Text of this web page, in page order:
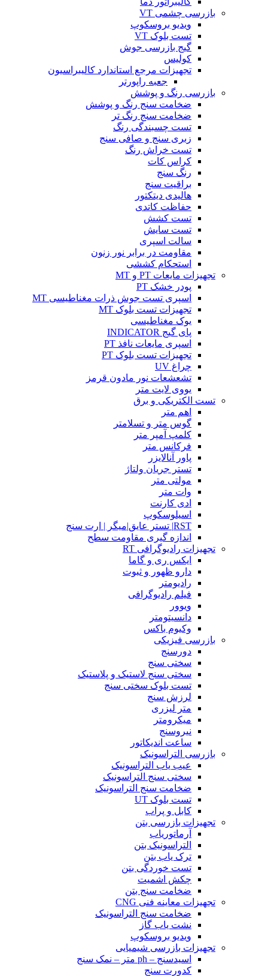
بازرسی چشمی VT
ویدیو بروسکوپ
تست بلوک VT
گیج بازرسی جوش
کولیس
تجهیزات مرجع استاندارد کالیبراسیون
جعبه راپورتر
بازرسی رنگ و پوشش
ضخامت سنج رنگ و پوشش
ضخامت سنج رنگ تر
تست چسبندگی رنگ
زبری سنج و صافی سنج
تست خراش رنگ
کراس کات
رنگ سنج
براقیت سنج
هالیدی دیتکتور
حفاظت کاتدی
تست کشش
تست سایش
سالت اسپری
مقاومت در برابر نور زنون
استحکام کششی
تجهیزات مایعات PT و MT
پودر خشک PT
اسپری تست جوش ذرات مغناطیسی MT
تجهیزات تست بلوک MT
یوک مغناطیسی
پای گیج INDICATOR
اسپری مایعات نافذ PT
تجهیزات تست بلوک PT
چراغ UV
تشعشعات نور مادون قرمز
یووی لایت متر
تست الکتریکی و برق
اهم متر
گوس متر و تسلامتر
کلمپ آمپر متر
فرکانس متر
پاور آنالایزر
تستر جریان ولتاژ
مولتی متر
وات متر
ادی کارنت
اسیلوسکوپ
RST| تستر عایق|میگر | ارت سنج
اندازه گیری مقاومت سطح
تجهیزات رادیوگرافی RT
ایکس ری و گاما
دارو ظهور و ثبوت
رادیومتر
فیلم رادیوگرافی
ویوور
دانسیتومتر
وکیوم باکس
بازرسی فیزیکی
دورسنج
سختی سنج
سختی سنج لاستیک و پلاستیک
تست بلوک سختی سنج
لرزش سنج
متر لیزری
میکرومتر
نیروسنج
ساعت اندیکاتور
بازرسی التراسونیک
عیب یاب التراسونیک
سختی سنج التراسونیک
ضخامت سنج التراسونیک
تست بلوک UT
کابل و پراب
تجهیزات بازرسی بتن
آرماتوریاب
التراسونیک بتن
ترک یاب بتن
تست خوردگی بتن
چکش اشمیت
ضخامت سنج بتن
تجهیزات معاینه فنی CNG
ضخامت سنج التراسونیک
نشت یاب گاز
ویدیو بروسکوپ
تجهیزات بازرسی شیمیایی
اسیدسنج – ph متر – نمک سنج
کدورت سنج